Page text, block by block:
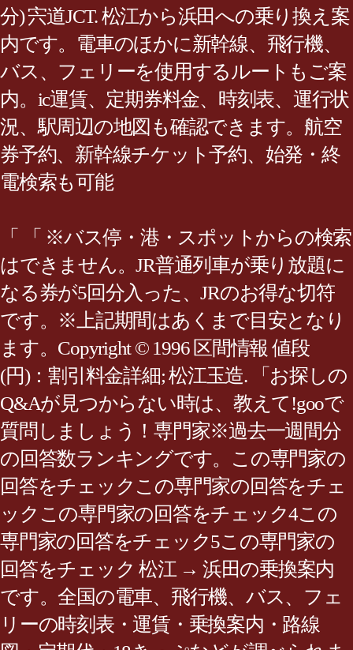
分) 宍道JCT. 松江から浜田への乗り換え案
内です。電車のほかに新幹線、飛行機、
バス、フェリーを使用するルートもご案
内。ic運賃、定期券料金、時刻表、運行状
況、駅周辺の地図も確認できます。航空
券予約、新幹線チケット予約、始発・終
電検索も可能
「 「 ※バス停・港・スポットからの検索
はできません。JR普通列車が乗り放題に
なる券が5回分入った、JRのお得な切符
です。※上記期間はあくまで目安となり
ます。Copyright © 1996 区間情報 値段
(円)：割引料金詳細; 松江玉造. 「お探しの
Q&Aが見つからない時は、教えて!gooで
質問しましょう！専門家※過去一週間分
の回答数ランキングです。この専門家の
回答をチェックこの専門家の回答をチェ
ックこの専門家の回答をチェック4この
専門家の回答をチェック5この専門家の
回答をチェック 松江 → 浜田の乗換案内
です。全国の電車、飛行機、バス、フェ
リーの時刻表・運賃・乗換案内・路線